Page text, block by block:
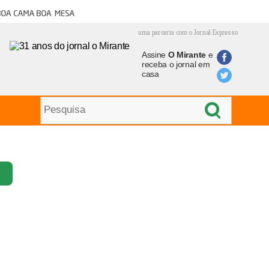
cama boa mesa
uma parceria com o Jornal Expresso
Assine O Mirantee
receba o jornal em
casa